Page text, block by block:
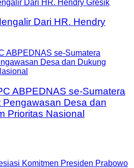
Dari HR. Hendry
ABPEDNAS se-Sumatera
Pengawasan Desa dan
Prioritas Nasional